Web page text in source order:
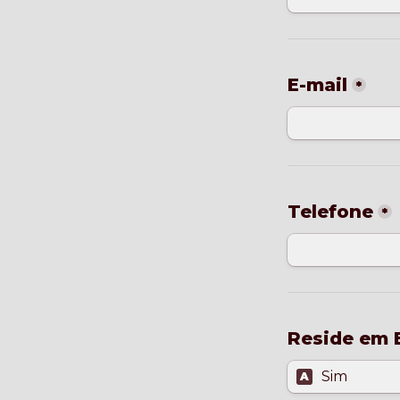
E-mail *
Telefone *
Reside em
A Sim